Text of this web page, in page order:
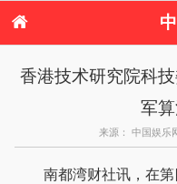
港台娱乐
日本娱
音乐新
港台明星八卦
日本韩国
香港技术研究院科
军算
来源： 中国娱乐
南都湾财社讯，在第